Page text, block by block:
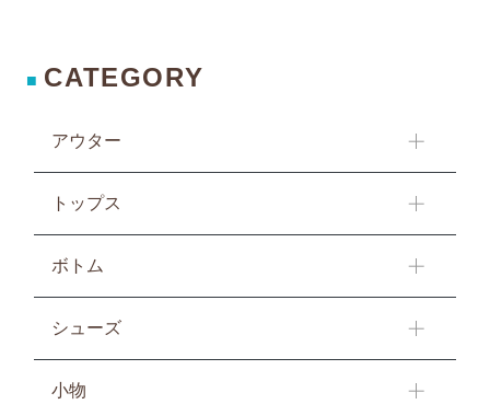
■ CATEGORY
アウター
トップス
ボトム
シューズ
小物